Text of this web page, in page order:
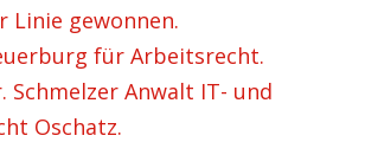
Linie gewonnen.
für Arbeitsrecht.
Schmelzer Anwalt IT- und
Oschatz.